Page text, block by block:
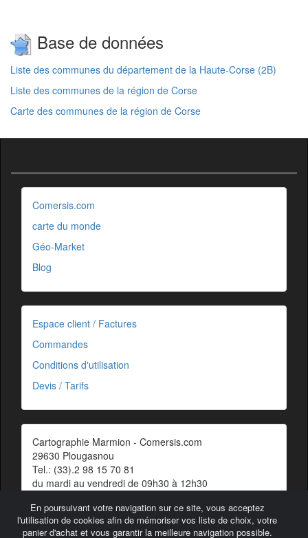
Base de données
Liste des communes du département de la Haute-Corse (2B)
Liste des communes de la région de Corse
Carte des communes de la région de Corse
En poursuivant votre navigation sur ce site, vous acceptez
l'utilisation de cookies afin de mémoriser vos liste de choix, votre
panier d'achat et vous garantir la meilleure navigation possible.
Comersis.com
carte du monde
Géo-Market
Blog
Espace client / Factures
Commandes
Conditions d'utilisation
Devis / Tarifs
Cartographie Marmion - Comersis.com
29630 Plougasnou
Tel.: (33).2 98 15 70 81
du mardi au vendredi de 09h30 à 12h30
Contact